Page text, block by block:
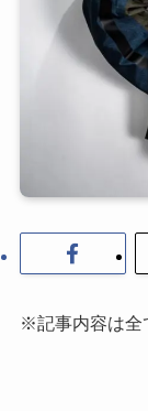
※記事内容は全